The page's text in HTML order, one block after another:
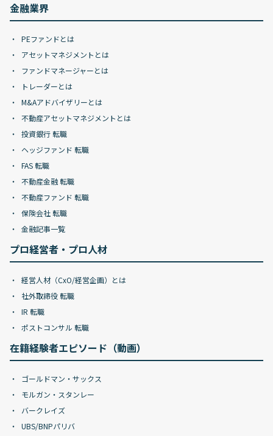
金融業界
PEファンドとは
アセットマネジメントとは
ファンドマネージャーとは
トレーダーとは
M&Aアドバイザリーとは
不動産アセットマネジメントとは
投資銀行 転職
ヘッジファンド 転職
FAS 転職
不動産金融 転職
不動産ファンド 転職
保険会社 転職
金融記事一覧
プロ経営者・プロ人材
経営人材（CxO/経営企画）とは
社外取締役 転職
IR 転職
ポストコンサル 転職
在籍経験者エピソード（動画）
ゴールドマン・サックス
モルガン・スタンレー
バークレイズ
UBS/BNPパリバ